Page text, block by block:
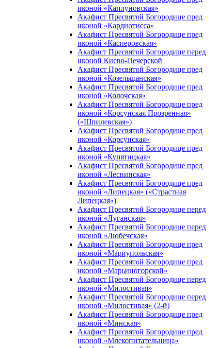
иконой «Каплуновская»
Акафист Пресвятой Богородице пред
иконой «Кардиотисса»
Акафист Пресвятой Богородице пред
иконой «Касперовская»
Акафист Пресвятой Богородице перед
иконой Киево-Печерской
Акафист Пресвятой Богородице пред
иконой «Козельщанская»
Акафист Пресвятой Богородице пред
иконой «Колочская»
Акафист Пресвятой Богородице пред
иконой «Корсунская Прозренная»
(«Шпилевская»)
Акафист Пресвятой Богородице пред
иконой «Корсунская»
Акафист Пресвятой Богородице пред
иконой «Купятицкая»
Акафист Пресвятой Богородице пред
иконой «Леснинская»
Акафист Пресвятой Богородице пред
иконой «Липецкая» («Страстная
Липецкая»)
Акафист Пресвятой Богородице перед
иконой «Луганская»
Акафист Пресвятой Богородице перед
иконой «Любечская»
Акафист Пресвятой Богородице пред
иконой «Мариупольская»
Акафист Пресвятой Богородице пред
иконой «Марьиногорской»
Акафист Пресвятой Богородице перед
иконой «Милостивая»
Акафист Пресвятой Богородице перед
иконой «Милостивая» (2-й)
Акафист Пресвятой Богородице пред
иконой «Минская»
Акафист Пресвятой Богородице пред
иконой «Млекопитательница»